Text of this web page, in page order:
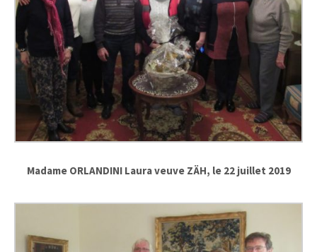
Madame ORLANDINI Laura veuve ZÄH, le 22 juillet 2019